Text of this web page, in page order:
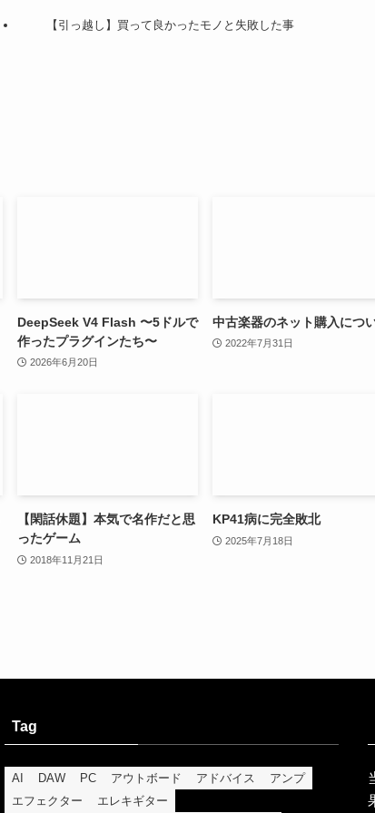
【引っ越し】買って良かったモノと失敗した事
DeepSeek V4 Flash 〜5ドルで
作ったプラグインたち〜
2026年6月20日
中古楽器のネット購入につ
2022年7月31日
【閑話休題】本気で名作だと思
ったゲーム
2018年11月21日
KP41病に完全敗北
2025年7月18日
Tag
AI DAW PC アウトボード アドバイス
アンプ
エフェクター
エレキギター